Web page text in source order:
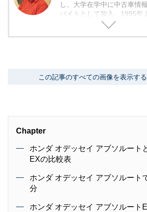
し、大学在学中に中古車情
バイトとして加入。1995年
編集作業に本格的に携わる
動向や流行りの装備の価値
この記事のすべての画像を表示する
Chapter
ホンダ オデッセイ アブソルート
EXの比較表
ホンダ オデッセイ アブソルート
分
ホンダ オデッセイ アブソルート